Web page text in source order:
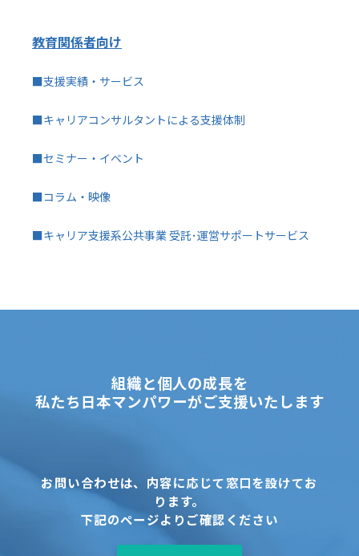
教育関係者向け
■支援実績・サービス
■キャリアコンサルタントによる支援体制
■セミナー・イベント
■コラム・映像
■キャリア支援系公共事業 受託･運営サポートサービス
組織と個人の成長を
私たち日本マンパワーがご支援いたします
お問い合わせは、内容に応じて窓口を設けてお
ります。
下記のページよりご確認ください